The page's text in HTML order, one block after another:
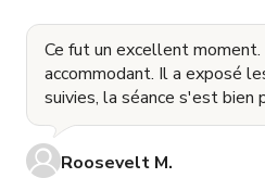
Ce fut un excellent
accommodant. Il a exposé
suivies, la séance s'est
Roosevelt M.